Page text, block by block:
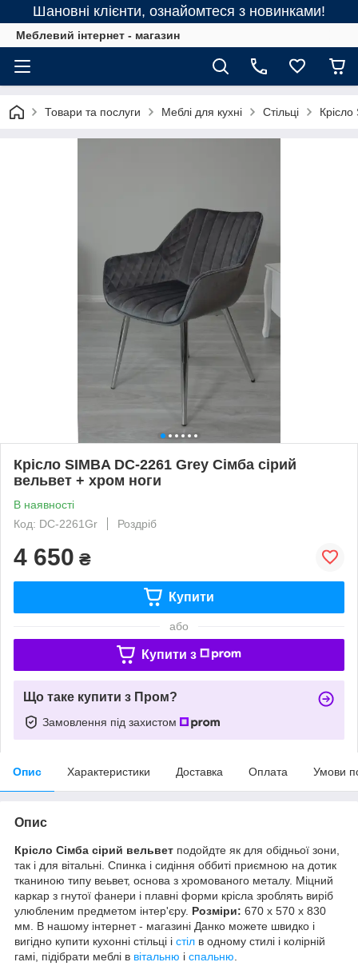
Шановні клієнти, ознайомтеся з новинками!
Меблевий інтернет - магазин
Товари та послуги Меблі для кухні Стільці
Крісло SIMBA DC-2261 Grey Сімба сірий
вельвет + хром ноги
В наявності
Код: DC-2261Gr
Роздріб
4 650 ₴
Купити
або
Купити з
Що таке купити з Пром?
Замовлення під захистом
Опис Характеристики Доставка Оплата Умови
Опис
Крісло Сімба сірий вельвет подойдте як для обідньої зони,
так і для вітальні. Спинка і сидіння оббиті приємною на дотик
тканиною типу веьвет, основа з хромованого металу. Міцний
каркар з гнутої фанери і плавні форми крісла зроблять виріб
улюбленим предметом інтер'єру. Розміри: 670 х 570 х 830
мм. В нашому інтернет - магазині Данко можете швидко і
вигідно купити кухонні стільці і стіл в одному стилі і колірній
гамі, підібрати меблі в вітальню і спальню